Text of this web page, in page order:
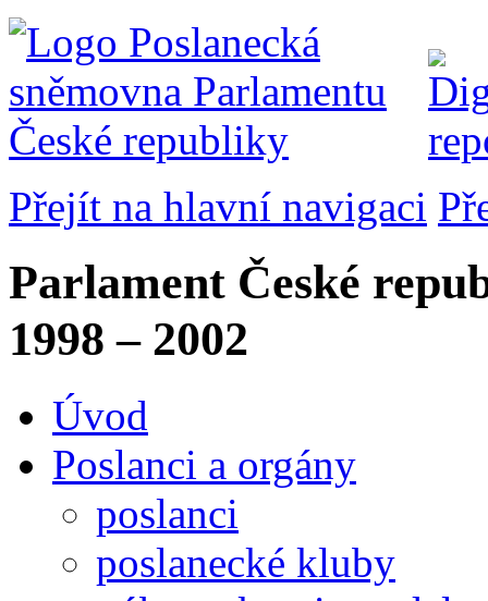
Přejít na hlavní navigaci
Parlament České
1998 – 2002
Úvod
Poslanci a orgány
poslanci
poslanecké kluby